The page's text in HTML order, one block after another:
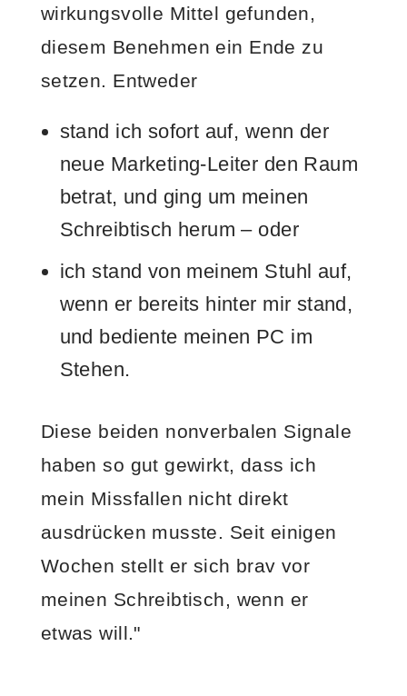
wirkungsvolle Mittel gefunden,
diesem Benehmen ein Ende zu
setzen. Entweder
stand ich sofort auf, wenn der
neue Marketing-Leiter den Raum
betrat, und ging um meinen
Schreibtisch herum – oder
ich stand von meinem Stuhl auf,
wenn er bereits hinter mir stand,
und bediente meinen PC im
Stehen.
Diese beiden nonverbalen Signale
haben so gut gewirkt, dass ich
mein Missfallen nicht direkt
ausdrücken musste. Seit einigen
Wochen stellt er sich brav vor
meinen Schreibtisch, wenn er
etwas will."